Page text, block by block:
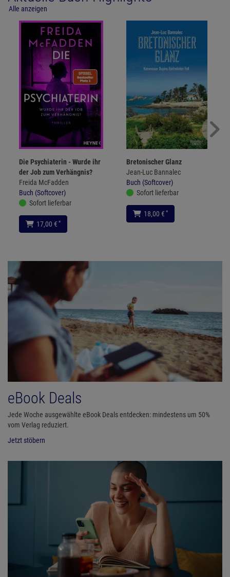
Alle anzeigen
Die Psychiaterin - Wurde ihr
der Job zum Verhängnis?
Freida McFadden
Buch (Softcover)
Sofort lieferbar
17,00 € *
Bretonischer Glanz
Jean-Luc Bannalec
Buch (Softcover)
Sofort lieferbar
18,00 € *
eBook Deals
Jede Woche ausgewählte eBook Deals entdecken: mindestens um 50%
vom Verlag reduziert.
Jetzt stöbern